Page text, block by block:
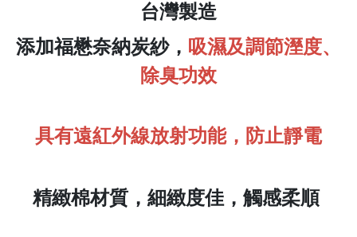
台灣製造
添加福懋奈納炭紗， 吸濕及調節溼度、
除臭功效
具有遠紅外線放射功能，防止靜電
精緻棉材質，細緻度佳，觸感柔順